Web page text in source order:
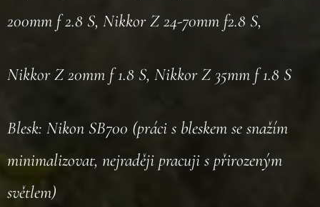
200mm f 2.8 S, Nikkor Z 24-70mm f2.8 S,
Nikkor Z 20mm f 1.8 S, Nikkor Z 35mm f 1.8 S
Blesk: Nikon SB700 (práci s bleskem se snažím
minimalizovat, nejraději pracuji s přirozeným
světlem)